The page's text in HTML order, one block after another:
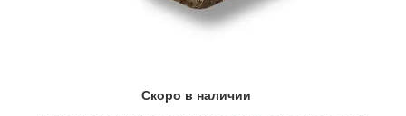
Скоро в наличии